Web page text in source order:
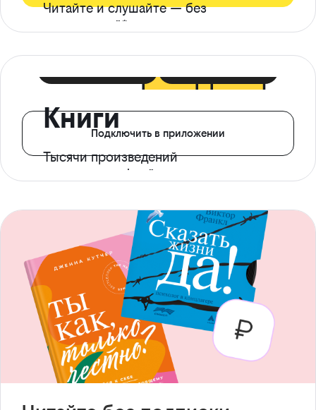
Читайте и слушайте — без
ограничений*
Книги
Тысячи произведений
с доступом офлайн
Подключить в приложении